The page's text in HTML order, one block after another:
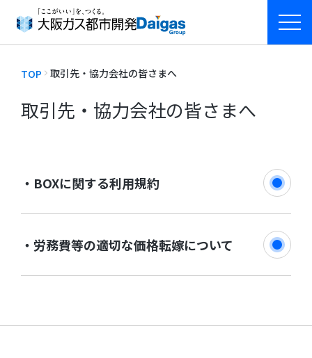
大阪ガス都市開発について
ニュース
採用情報
TOP 取引先・協力会社の皆さまへ
取引先・協力会社の皆さまへ
BOXに関する利用規約
労務費等の適切な価格転嫁について